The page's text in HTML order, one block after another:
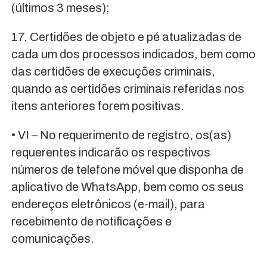
(últimos 3 meses);
17. Certidões de objeto e pé atualizadas de
cada um dos processos indicados, bem como
das certidões de execuções criminais,
quando as certidões criminais referidas nos
itens anteriores forem positivas.
• VI – No requerimento de registro, os(as)
requerentes indicarão os respectivos
números de telefone móvel que disponha de
aplicativo de WhatsApp, bem como os seus
endereços eletrônicos (e-mail), para
recebimento de notificações e
comunicações.